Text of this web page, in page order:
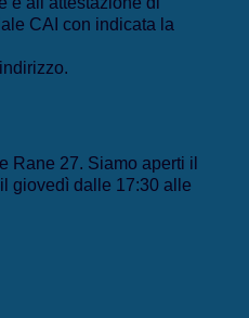
CAI con indicata la
Rane 27. Siamo aperti il
giovedì dalle 17:30 alle